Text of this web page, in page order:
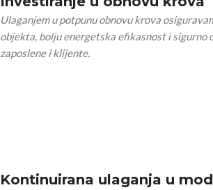
Ulaganjem u potpunu obnovu krova
objekta, bolju energetska efikasnost i sigurno
zaposlene i klijente.
Kontinuirana ulaganja u